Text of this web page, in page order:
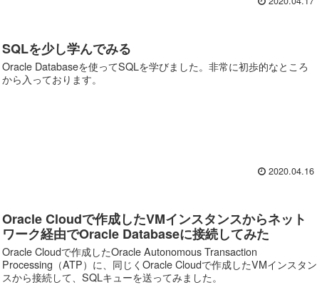
SQLを少し学んでみる
Oracle Databaseを使ってSQLを学びました。非常に初歩的なところ
から入っております。
2020.04.16
Oracle Cloudで作成したVMインスタンスからネット
ワーク経由でOracle Databaseに接続してみた
Oracle Cloudで作成したOracle Autonomous Transaction
Processing（ATP）に、同じくOracle Cloudで作成したVMインスタン
スから接続して、SQLキューを送ってみました。